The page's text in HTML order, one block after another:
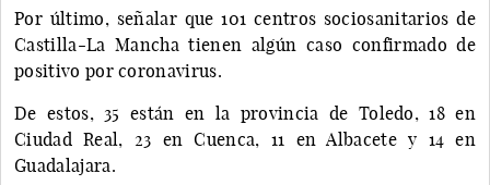
Por último, señalar que 101 centros sociosanitarios de
Castilla-La Mancha tienen algún caso confirmado de
positivo por coronavirus.
De estos, 35 están en la provincia de Toledo, 18 en
Ciudad Real, 23 en Cuenca, 11 en Albacete y 14 en
Guadalajara.